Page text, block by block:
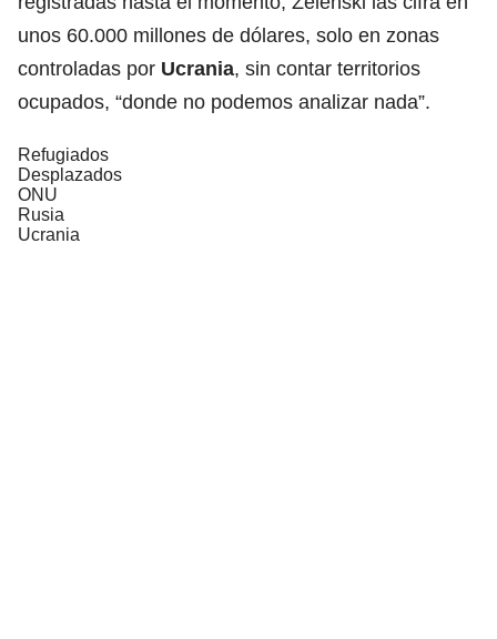
unos 60.000 millones de dólares, solo en zonas
controladas por Ucrania, sin contar territorios
ocupados, “donde no podemos analizar nada”.
Refugiados
Desplazados
ONU
Rusia
Ucrania